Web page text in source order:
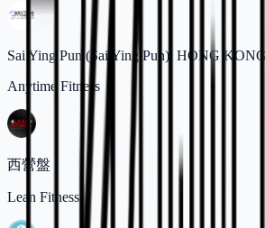
Sai Ying Pun (Sai Ying Pun), HONG
Anytime Fitness
西營盤
Lean Fitness